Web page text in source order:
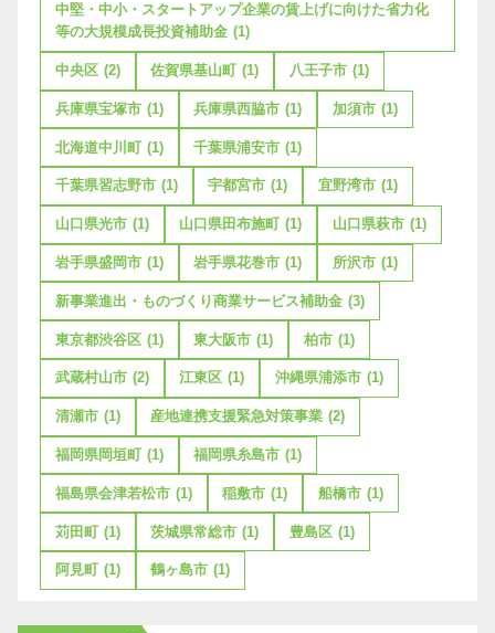
中堅・中小・スタートアップ企業の賃上げに向けた省力化
等の大規模成長投資補助金 (1)
中央区 (2) 佐賀県基山町 (1) 八王子市 (1)
兵庫県宝塚市 (1) 兵庫県西脇市 (1) 加須市 (1)
北海道中川町 (1) 千葉県浦安市 (1)
千葉県習志野市 (1) 宇都宮市 (1) 宜野湾市 (1)
山口県光市 (1) 山口県田布施町 (1) 山口県萩市 (1)
岩手県盛岡市 (1) 岩手県花巻市 (1) 所沢市 (1)
新事業進出・ものづくり商業サービス補助金 (3)
東京都渋谷区 (1) 東大阪市 (1) 柏市 (1)
武蔵村山市 (2) 江東区 (1) 沖縄県浦添市 (1)
清瀬市 (1) 産地連携支援緊急対策事業 (2)
福岡県岡垣町 (1) 福岡県糸島市 (1)
福島県会津若松市 (1) 稲敷市 (1) 船橋市 (1)
苅田町 (1) 茨城県常総市 (1) 豊島区 (1)
阿見町 (1) 鶴ヶ島市 (1)